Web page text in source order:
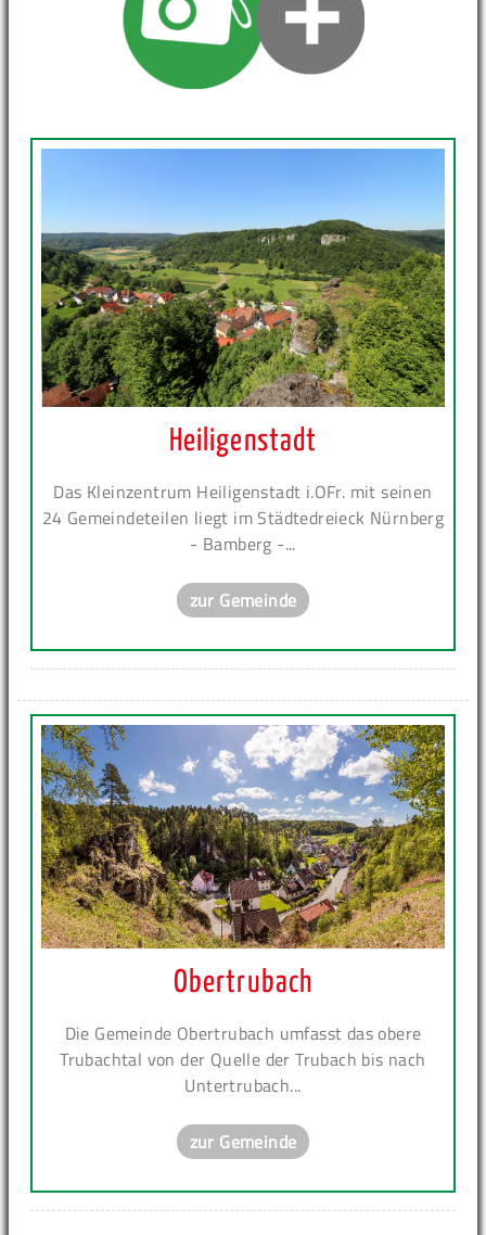
Heiligenstadt
Das Kleinzentrum Heiligenstadt i.OFr. mit seinen
24 Gemeindeteilen liegt im Städtedreieck Nürnberg
- Bamberg -...
zur Gemeinde
Obertrubach
Die Gemeinde Obertrubach umfasst das obere
Trubachtal von der Quelle der Trubach bis nach
Untertrubach...
zur Gemeinde